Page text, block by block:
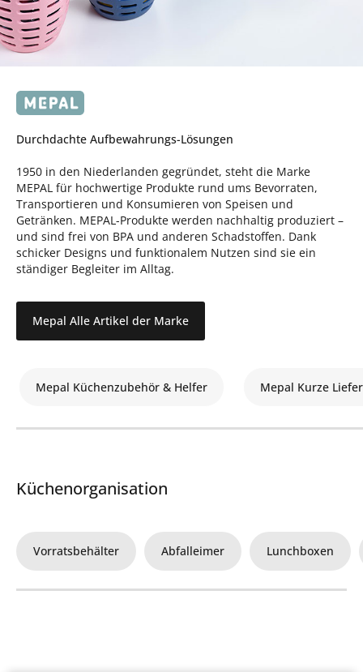
Durchdachte Aufbewahrungs-Lösungen
1950 in den Niederlanden gegründet, steht die Marke
MEPAL für hochwertige Produkte rund ums Bevorraten,
Transportieren und Konsumieren von Speisen und
Getränken. MEPAL-Produkte werden nachhaltig produziert –
und sind frei von BPA und anderen Schadstoffen. Dank
schicker Designs und funktionalem Nutzen sind sie ein
ständiger Begleiter im Alltag.
Mepal Alle Artikel der Marke
Mepal Küchenzubehör & Helfer Mepal Kurze
Küchenorganisation
Vorratsbehälter Abfalleimer Lunchboxen